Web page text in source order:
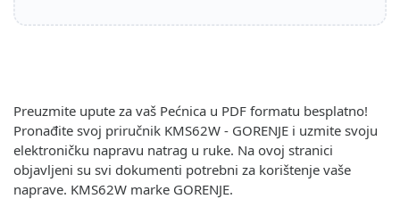
Preuzmite upute za vaš Pećnica u PDF formatu besplatno!
Pronađite svoj priručnik KMS62W - GORENJE i uzmite svoju
elektroničku napravu natrag u ruke. Na ovoj stranici
objavljeni su svi dokumenti potrebni za korištenje vaše
naprave. KMS62W marke GORENJE.